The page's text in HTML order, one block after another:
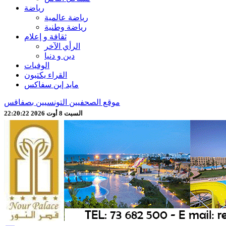
رياضة
رياضة عالمية
رياضة وطنية
ثقافة و إعلام
الرأي الآخر
دين و دنيا
الوفيات
القراء يكتبون
مايد إين سفاكس
موقع الصحفيين التونسيين بصفاقس
السبت 8 أوت 2026 22:20:24